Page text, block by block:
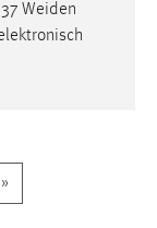
Weiden
»